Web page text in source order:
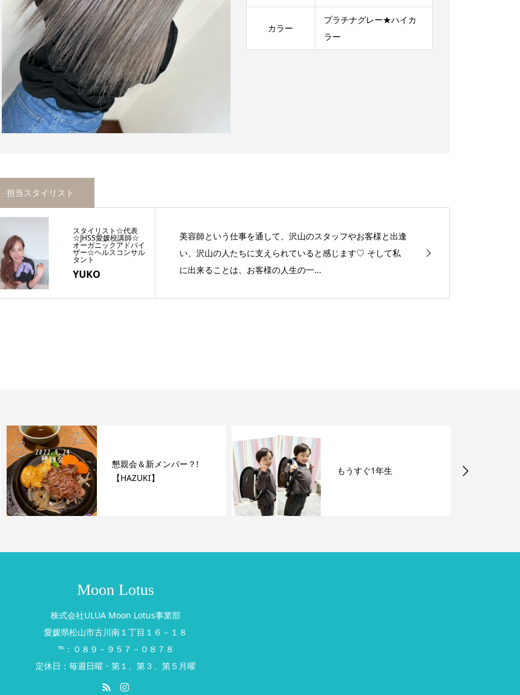
カラー
プラチナグレー★ハイカ
ラー
担当スタイリスト
スタイリスト☆代表
☆JHSS愛媛校講師☆
オーガニックアドバイ
ザー☆ヘルスコンサル
タント
YUKO
美容師という仕事を通して、沢山のスタッフやお客様と出逢
い、沢山の人たちに支えられていると感じます♡ そして私
に出来ることは、お客様の人生の一...
懇親会＆新メンバー？!
【HAZUKI】
もうすぐ1年生
Moon Lotus
株式会社ULUA Moon Lotus事業部
愛媛県松山市古川南１丁目１６－１８
℡：０８９－９５７－０８７８
定休日：毎週日曜・第１、第３、第５月曜